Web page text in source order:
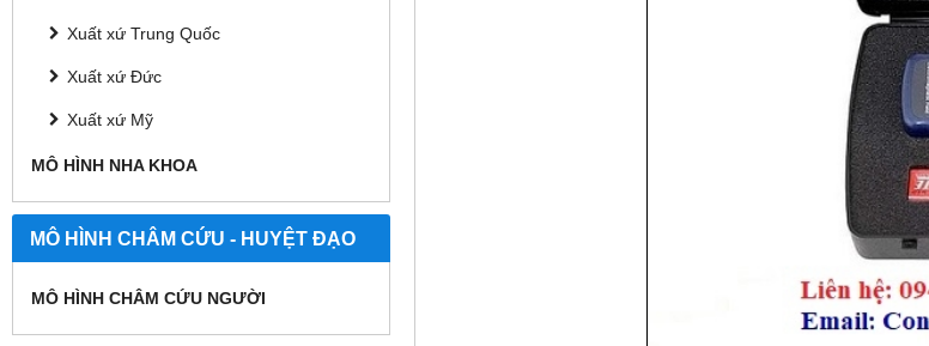
Xuất xứ Trung Quốc
Xuất xứ Đức
Xuất xứ Mỹ
MÔ HÌNH NHA KHOA
MÔ HÌNH CHÂM CỨU - HUYỆT ĐẠO
MÔ HÌNH CHÂM CỨU NGƯỜI